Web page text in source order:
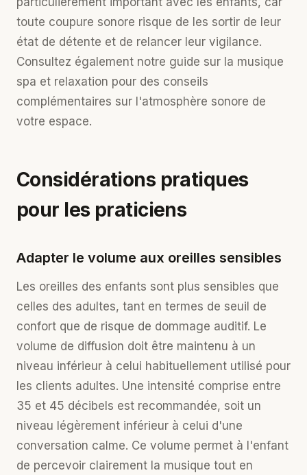
toute coupure sonore risque de les sortir de leur
état de détente et de relancer leur vigilance.
Consultez également notre guide sur la musique
spa et relaxation pour des conseils
complémentaires sur l'atmosphère sonore de
votre espace.
Considérations pratiques
pour les praticiens
Adapter le volume aux oreilles sensibles
Les oreilles des enfants sont plus sensibles que
celles des adultes, tant en termes de seuil de
confort que de risque de dommage auditif. Le
volume de diffusion doit être maintenu à un
niveau inférieur à celui habituellement utilisé pour
les clients adultes. Une intensité comprise entre
35 et 45 décibels est recommandée, soit un
niveau légèrement inférieur à celui d'une
conversation calme. Ce volume permet à l'enfant
de percevoir clairement la musique tout en